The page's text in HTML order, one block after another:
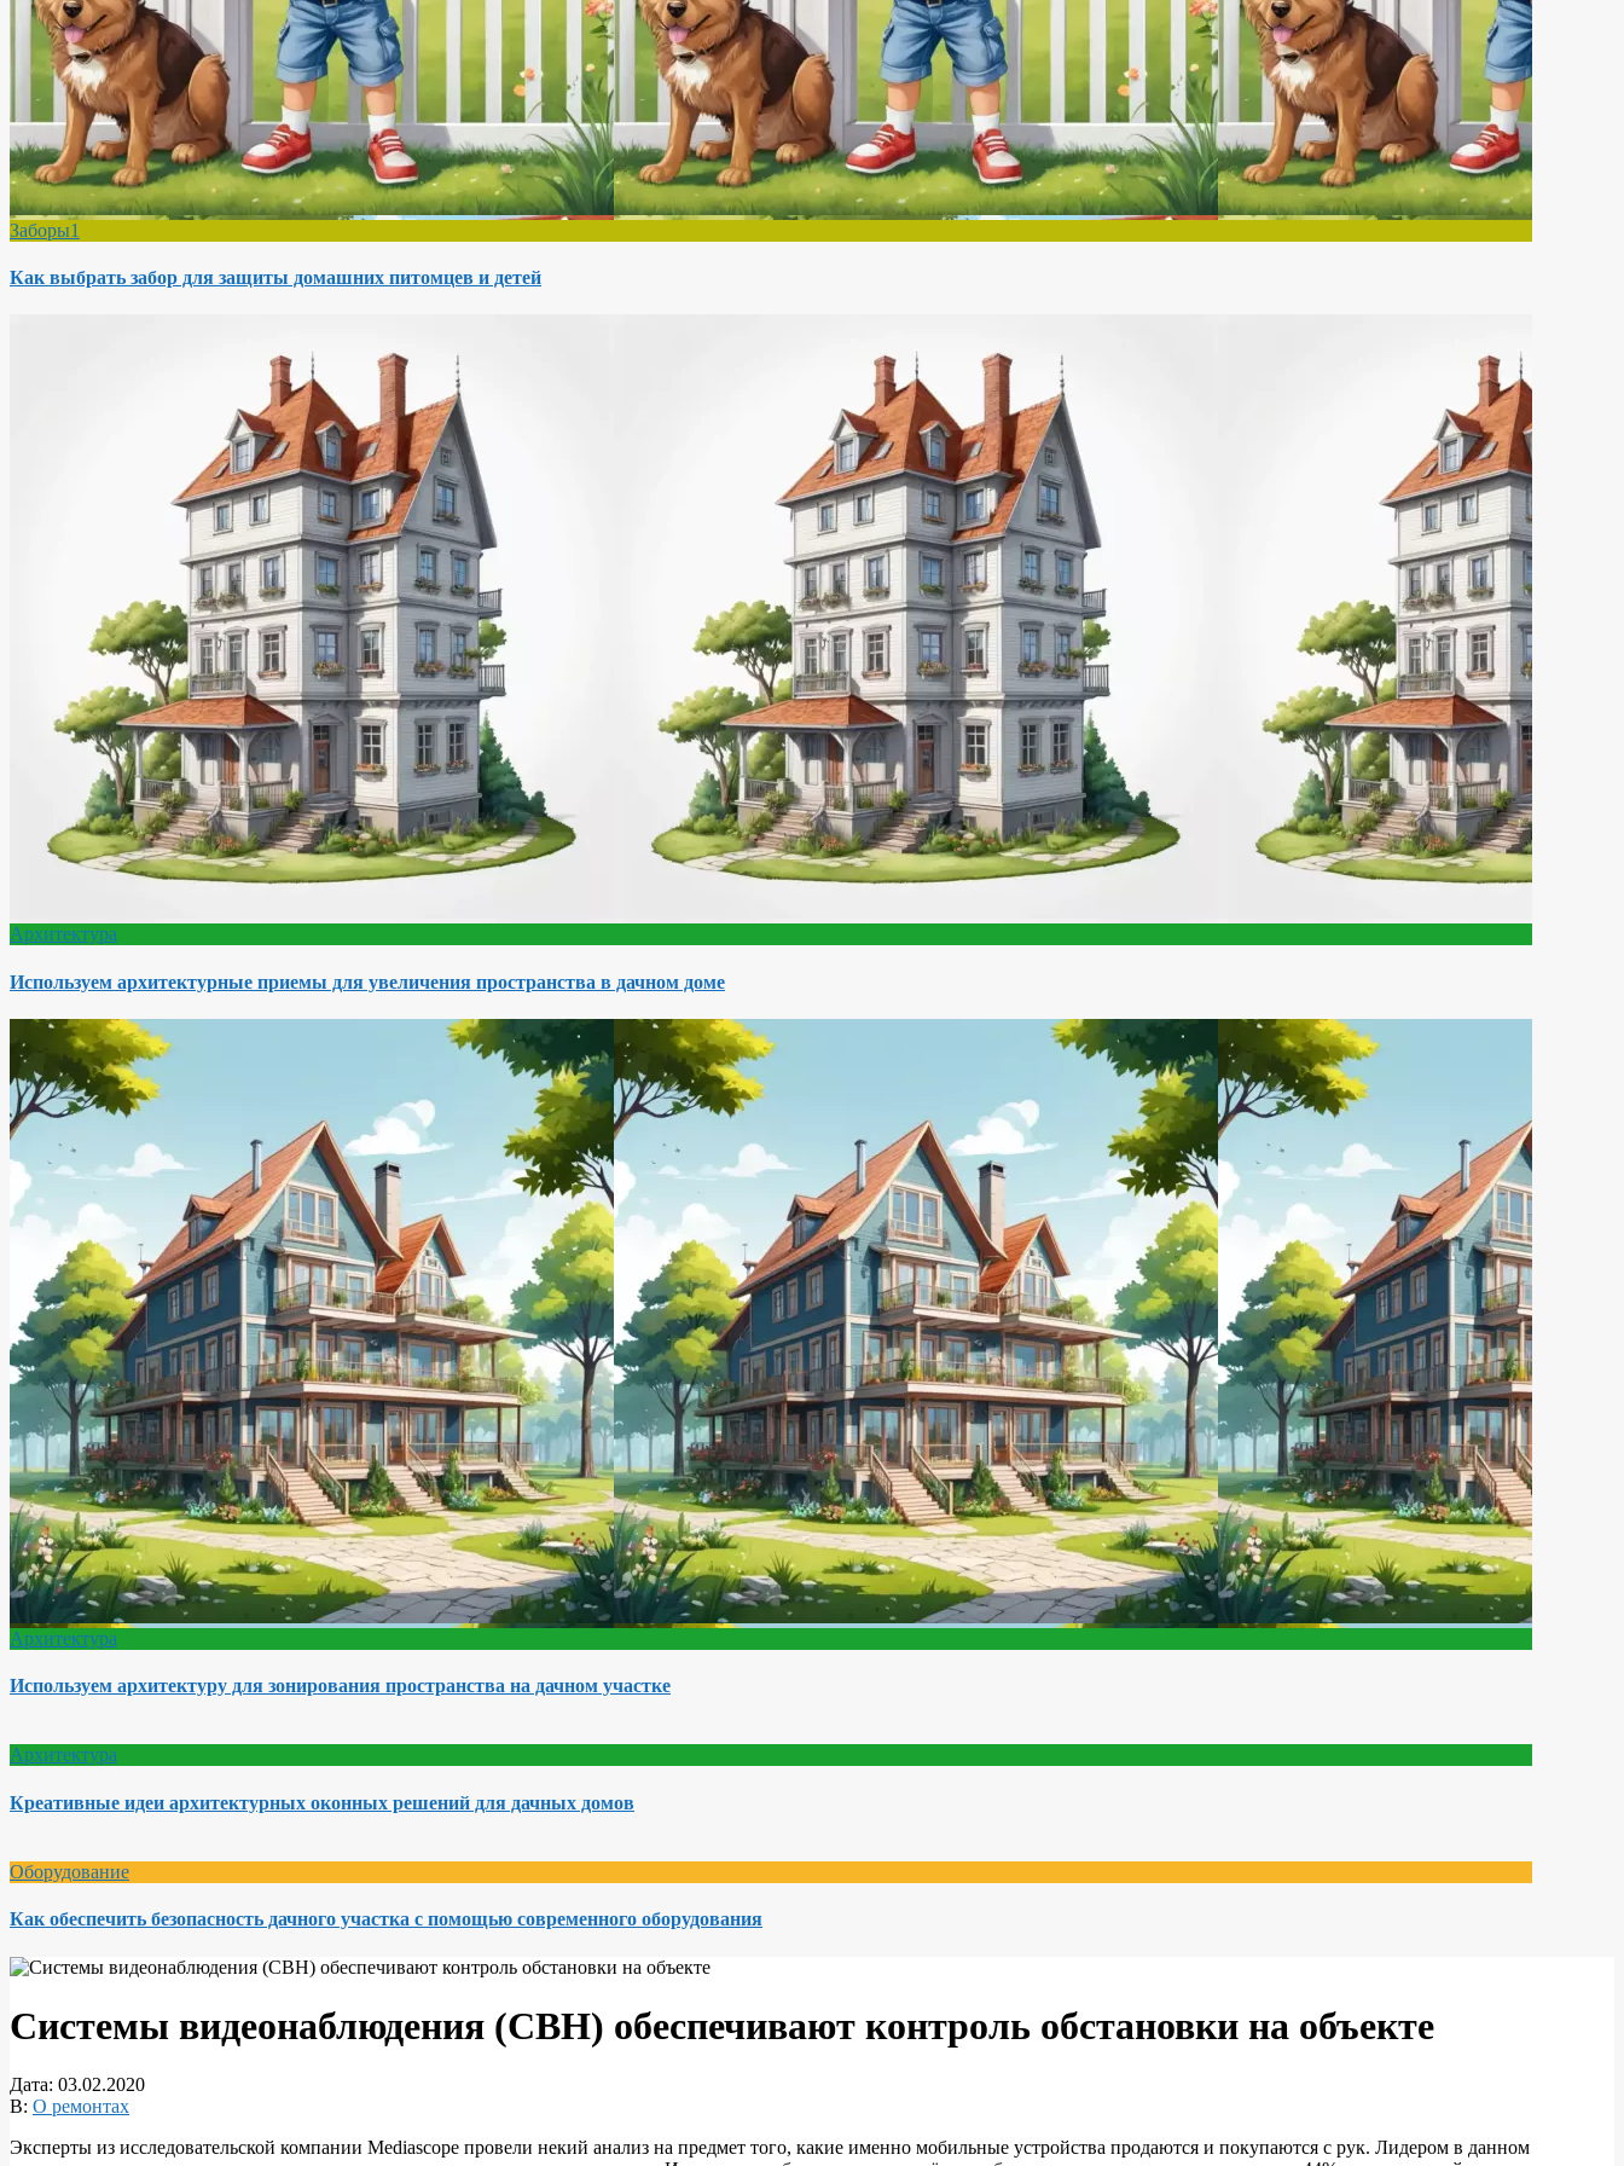
Заборы1
Как выбрать забор для защиты домашних питомцев и детей
Архитектура
Используем архитектурные приемы для увеличения пространства в дачном доме
Архитектура
Используем архитектуру для зонирования пространства на дачном участке
Архитектура
Креативные идеи архитектурных оконных решений для дачных домов
Оборудование
Как обеспечить безопасность дачного участка с помощью современного оборудования
Системы видеонаблюдения (СВН) обеспечивают контроль обстановки на объекте
Дата: 03.02.2020
В: О ремонтах
Эксперты из исследовательской компании Mediascope провели некий анализ на предмет того, какие именно мобильные устройства продаются и покупаются с рук. Лидером в данном